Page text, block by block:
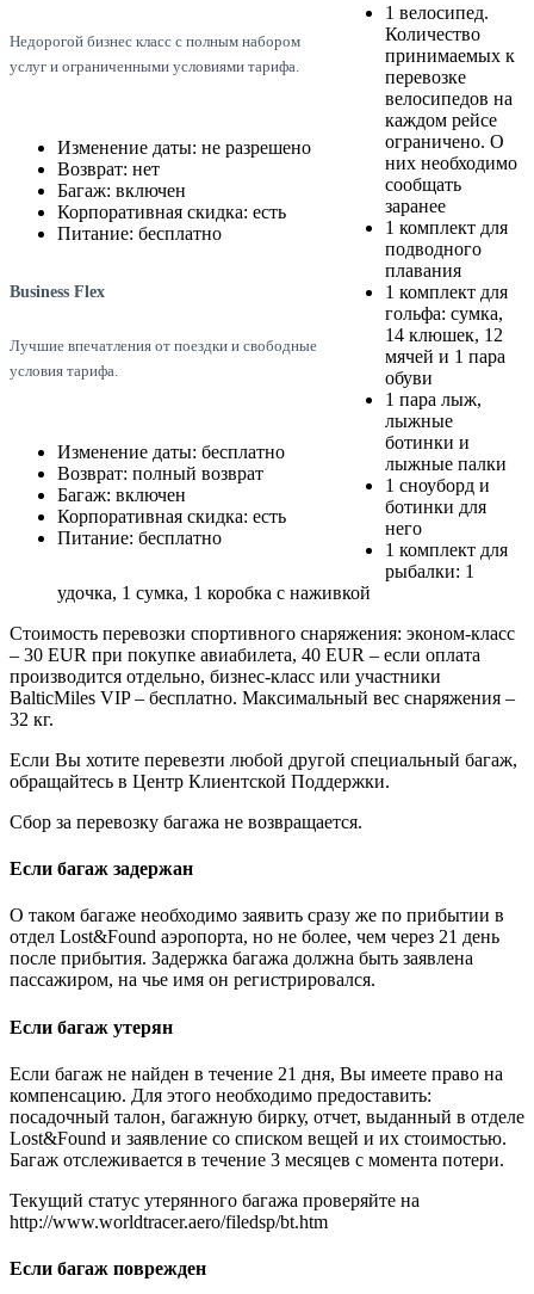
Недорогой бизнес класс с полным набором
услуг и ограниченными условиями тарифа.
Изменение даты: не разрешено
Возврат: нет
Багаж: включен
Корпоративная скидка: есть
Питание: бесплатно
Business Flex
Лучшие впечатления от поездки и свободные
условия тарифа.
Изменение даты: бесплатно
Возврат: полный возврат
Багаж: включен
Корпоративная скидка: есть
Питание: бесплатно
1 велосипед.
Количество
принимаемых к
перевозке
велосипедов на
каждом рейсе
ограничено. О
них необходимо
сообщать
заранее
1 комплект для
подводного
плавания
1 комплект для
гольфа: сумка,
14 клюшек, 12
мячей и 1 пара
обуви
1 пара лыж,
лыжные
ботинки и
лыжные палки
1 сноуборд и
ботинки для
него
1 комплект для
рыбалки: 1
удочка, 1 сумка, 1 коробка с наживкой
Стоимость перевозки спортивного снаряжения: эконом-класс
– 30 EUR при покупке авиабилета, 40 EUR – если оплата
производится отдельно, бизнес-класс или участники
BalticMiles VIP – бесплатно. Максимальный вес снаряжения –
32 кг.
Если Вы хотите перевезти любой другой специальный багаж,
обращайтесь в Центр Клиентской Поддержки.
Сбор за перевозку багажа не возвращается.
Если багаж задержан
О таком багаже необходимо заявить сразу же по прибытии в
отдел Lost&Found аэропорта, но не более, чем через 21 день
после прибытия. Задержка багажа должна быть заявлена
пассажиром, на чье имя он регистрировался.
Если багаж утерян
Если багаж не найден в течение 21 дня, Вы имеете право на
компенсацию. Для этого необходимо предоставить:
посадочный талон, багажную бирку, отчет, выданный в отделе
Lost&Found и заявление со списком вещей и их стоимостью.
Багаж отслеживается в течение 3 месяцев с момента потери.
Текущий статус утерянного багажа проверяйте на
http://www.worldtracer.aero/filedsp/bt.htm
Если багаж поврежден